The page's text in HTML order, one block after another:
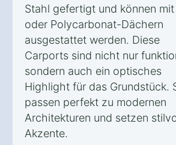
Stahl gefertigt und können mit
oder Polycarbonat-Dächern
ausgestattet werden. Diese
Carports sind nicht nur
sondern auch ein optisches
Highlight für das Grundstück.
passen perfekt zu modernen
Architekturen und setzen
Akzente.